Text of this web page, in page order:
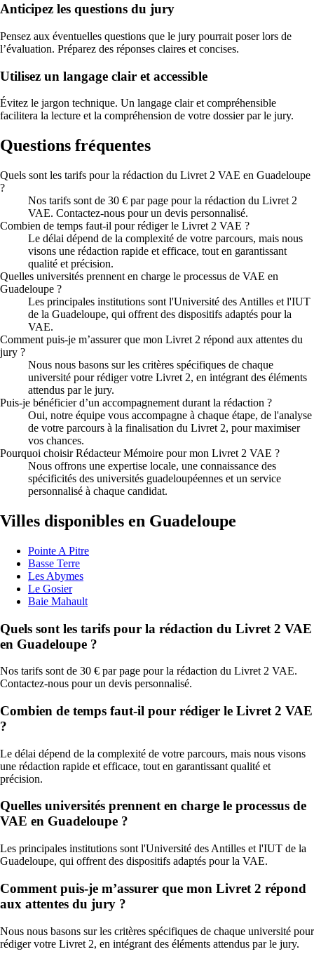
Anticipez les questions du jury
Pensez aux éventuelles questions que le jury pourrait poser lors de
l’évaluation. Préparez des réponses claires et concises.
Utilisez un langage clair et accessible
Évitez le jargon technique. Un langage clair et compréhensible
facilitera la lecture et la compréhension de votre dossier par le jury.
Questions fréquentes
Quels sont les tarifs pour la rédaction du Livret 2 VAE en Guadeloupe
?
Nos tarifs sont de 30 € par page pour la rédaction du Livret 2
VAE. Contactez-nous pour un devis personnalisé.
Combien de temps faut-il pour rédiger le Livret 2 VAE ?
Le délai dépend de la complexité de votre parcours, mais nous
visons une rédaction rapide et efficace, tout en garantissant
qualité et précision.
Quelles universités prennent en charge le processus de VAE en
Guadeloupe ?
Les principales institutions sont l'Université des Antilles et l'IUT
de la Guadeloupe, qui offrent des dispositifs adaptés pour la
VAE.
Comment puis-je m’assurer que mon Livret 2 répond aux attentes du
jury ?
Nous nous basons sur les critères spécifiques de chaque
université pour rédiger votre Livret 2, en intégrant des éléments
attendus par le jury.
Puis-je bénéficier d’un accompagnement durant la rédaction ?
Oui, notre équipe vous accompagne à chaque étape, de l'analyse
de votre parcours à la finalisation du Livret 2, pour maximiser
vos chances.
Pourquoi choisir Rédacteur Mémoire pour mon Livret 2 VAE ?
Nous offrons une expertise locale, une connaissance des
spécificités des universités guadeloupéennes et un service
personnalisé à chaque candidat.
Villes disponibles en Guadeloupe
Pointe A Pitre
Basse Terre
Les Abymes
Le Gosier
Baie Mahault
Quels sont les tarifs pour la rédaction du Livret 2 VAE
en Guadeloupe ?
Nos tarifs sont de 30 € par page pour la rédaction du Livret 2 VAE.
Contactez-nous pour un devis personnalisé.
Combien de temps faut-il pour rédiger le Livret 2 VAE
?
Le délai dépend de la complexité de votre parcours, mais nous visons
une rédaction rapide et efficace, tout en garantissant qualité et
précision.
Quelles universités prennent en charge le processus de
VAE en Guadeloupe ?
Les principales institutions sont l'Université des Antilles et l'IUT de la
Guadeloupe, qui offrent des dispositifs adaptés pour la VAE.
Comment puis-je m’assurer que mon Livret 2 répond
aux attentes du jury ?
Nous nous basons sur les critères spécifiques de chaque université pour
rédiger votre Livret 2, en intégrant des éléments attendus par le jury.